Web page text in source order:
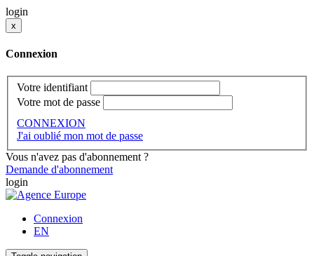
login
x
Connexion
Votre identifiant
Votre mot de passe
CONNEXION
J'ai oublié mon mot de passe
Vous n'avez pas d'abonnement ?
Demande d'abonnement
login
Connexion
EN